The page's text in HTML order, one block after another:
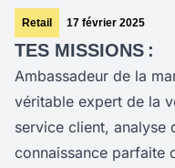
Retail 17 février 2025
TES MISSIONS :
Ambassadeur de la
véritable expert de la
service client, analyse
connaissance parfaite